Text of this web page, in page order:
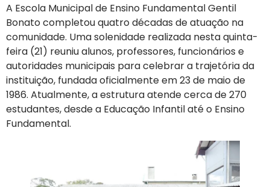
A Escola Municipal de Ensino Fundamental Gentil
Bonato completou quatro décadas de atuação na
comunidade. Uma solenidade realizada nesta quinta-
feira (21) reuniu alunos, professores, funcionários e
autoridades municipais para celebrar a trajetória da
instituição, fundada oficialmente em 23 de maio de
1986. Atualmente, a estrutura atende cerca de 270
estudantes, desde a Educação Infantil até o Ensino
Fundamental.